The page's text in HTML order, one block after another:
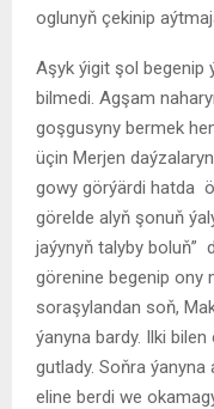
oglunyň çekinip
Aşyk ýigit şol begenip
bilmedi. Agşam
goşgusyny bermek
üçin Merjen
gowy görýärdi hatda
görelde alyň şonuň
jaýynyň talyby boluň”
görenine begenip ony
soraşylandan soň,
ýanyna bardy. Ilki
gutlady. Soňra
eline berdi we